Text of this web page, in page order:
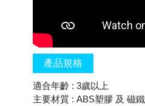
產品規格
適合年齡 : 3歲以上
主要材質 : ABS塑膠 及 磁鐵